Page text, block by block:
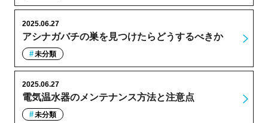
アシナガバチの巣を見つけたらどうするべきか
2025.06.27
未分類
電気温水器のメンテナンス方法と注意点
2025.06.27
未分類